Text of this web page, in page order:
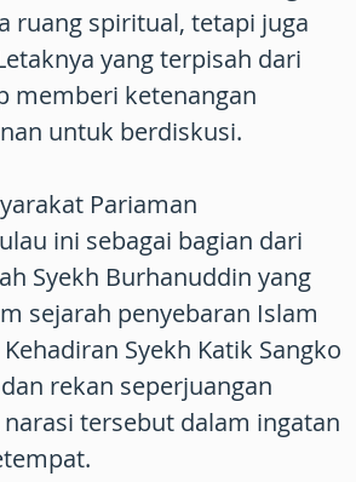
ruang spiritual, tetapi juga
yang terpisah dari
memberi ketenangan
untuk berdiskusi.
Pariaman
ini sebagai bagian dari
Syekh Burhanuddin yang
sejarah penyebaran Islam
Syekh Katik Sangko
rekan seperjuangan
tersebut dalam ingatan